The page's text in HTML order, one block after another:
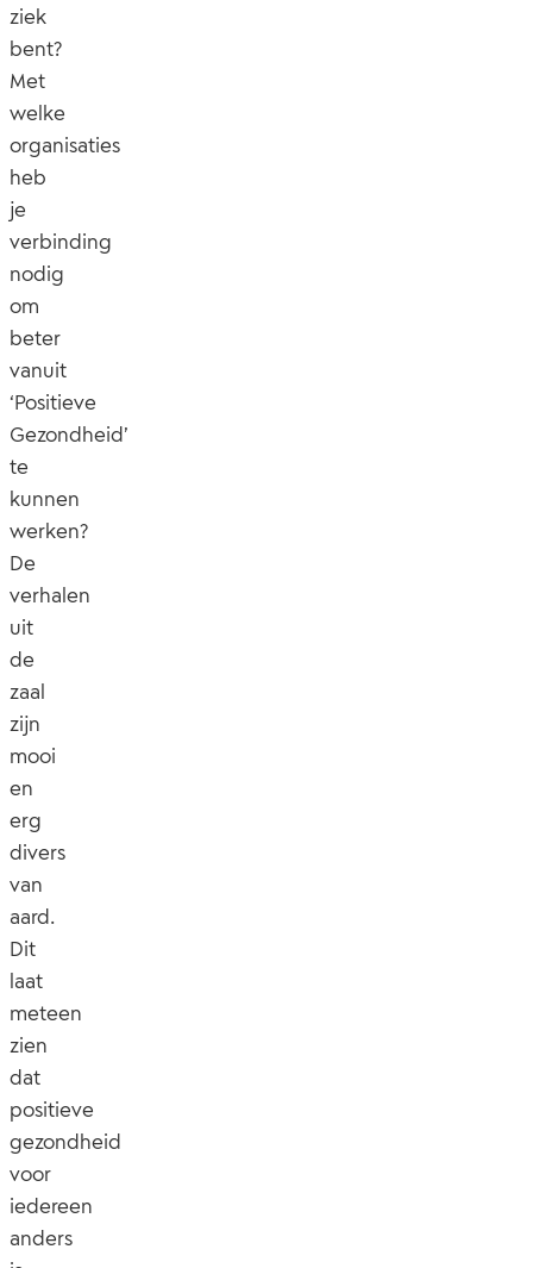
ziek
bent?
Met
welke
organisaties
heb
je
verbinding
nodig
om
beter
vanuit
‘Positieve
Gezondheid’
te
kunnen
werken?
De
verhalen
uit
de
zaal
zijn
mooi
en
erg
divers
van
aard.
Dit
laat
meteen
zien
dat
positieve
gezondheid
voor
iedereen
anders